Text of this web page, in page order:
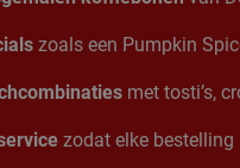
zoals een Pumpkin
met tosti’s,
zodat elke bestelling